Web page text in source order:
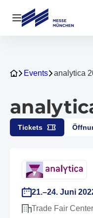
Navigation öffnen
Events analytica
Tickets
21.–24. Juni
Trade Fair